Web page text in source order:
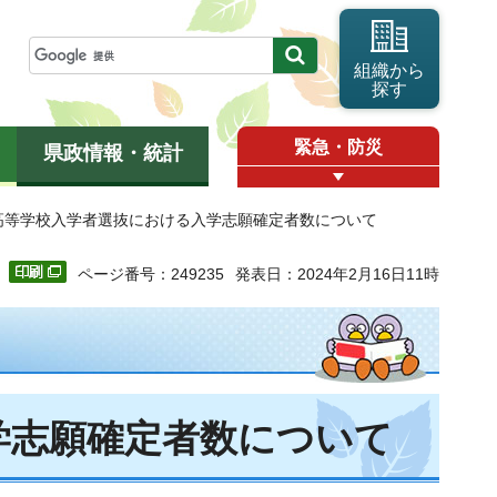
組織から
探す
県政情報・統計 緊急・防災
学校入学者選抜における入学志願確定者数について
ページ番号：249235 発表日：2024年2月16日11時
願確定者数について